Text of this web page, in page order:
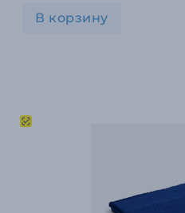
В корзину